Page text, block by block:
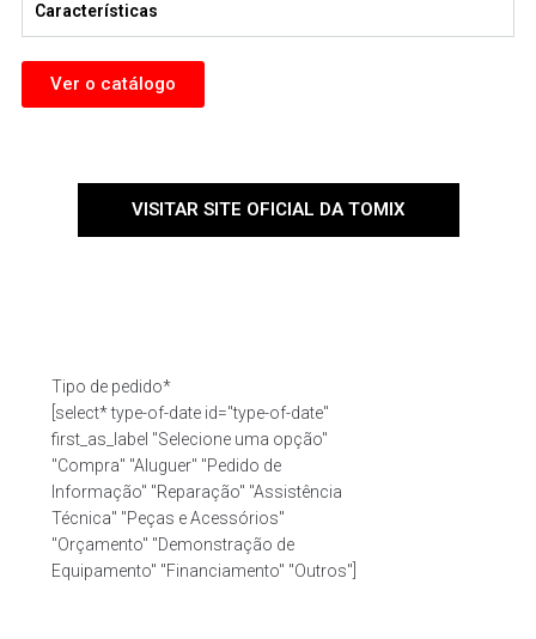
Características
Ver o catálogo
VISITAR SITE OFICIAL DA TOMIX
Tipo de pedido*
[select* type-of-date id="type-of-date"
first_as_label "Selecione uma opção"
"Compra" "Aluguer" "Pedido de
Informação" "Reparação" "Assistência
Técnica" "Peças e Acessórios"
"Orçamento" "Demonstração de
Equipamento" "Financiamento" "Outros"]